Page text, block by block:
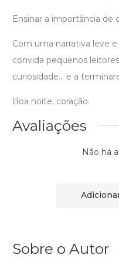
Ensinar a importância de
Com uma narrativa leve
convida pequenos
curiosidade… e a
Boa noite, coração.
Avaliações
Não há
Sobre o Autor